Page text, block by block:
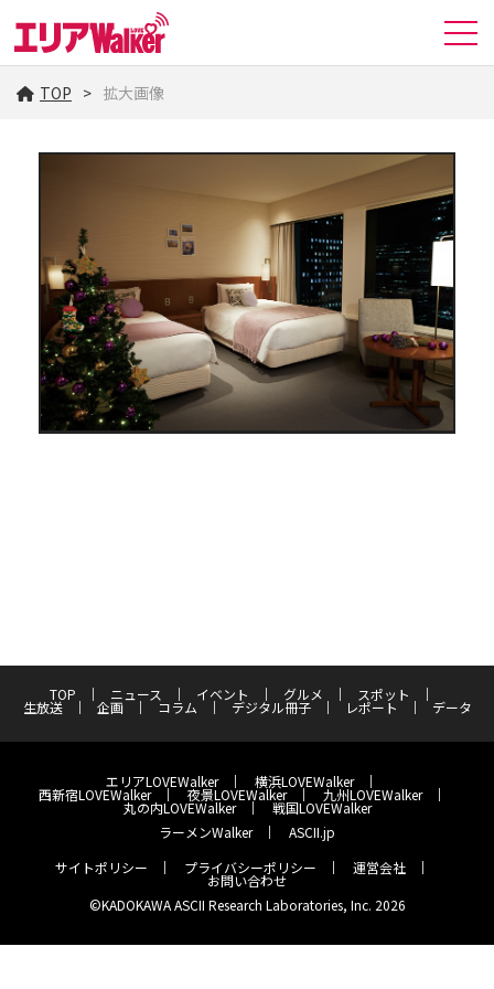
TOP 拡大画像
TOP ニュース イベント グルメ スポット
生放送 企画 コラム デジタル冊子 レポート データ
エリアLOVEWalker 横浜LOVEWalker
西新宿LOVEWalker 夜景LOVEWalker 九州LOVEWalker
丸の内LOVEWalker
戦国LOVEWalker
ラーメンWalker
ASCII.jp
サイトポリシー
プライバシーポリシー 運営会社
お問い合わせ
©KADOKAWA ASCII Research Laboratories, Inc. 2026